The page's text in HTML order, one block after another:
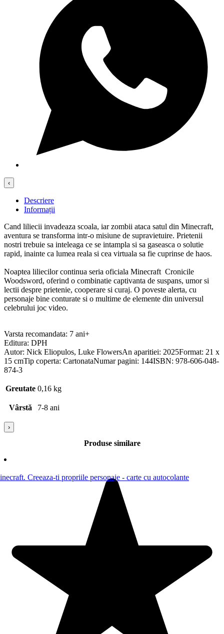
‹
Descriere
Informații
Cand liliecii invadeaza scoala, iar zombii ataca satul din Minecraft,
aventura se transforma intr-o misiune de supravietuire. Prietenii
nostri trebuie sa inteleaga ce se intampla si sa gaseasca o solutie
rapid, inainte ca lumea reala si cea virtuala sa fie cuprinse de haos.
Noaptea liliecilor continua seria oficiala Minecraft Cronicile
Woodsword, oferind o combinatie captivanta de suspans, umor si
lectii despre prietenie, cooperare si curaj. O poveste alerta, cu
personaje bine conturate si o multime de elemente din universul
celebrului joc video.
Varsta recomandata: 7 ani+
Editura: DPH
Autor: Nick Eliopulos, Luke FlowersAn aparitiei: 2025Format: 21 x
15 cmTip coperta: CartonataNumar pagini: 144ISBN: 978-606-048-
874-3
Greutate 0,16 kg
Vârstă 7-8 ani
›
Produse similare